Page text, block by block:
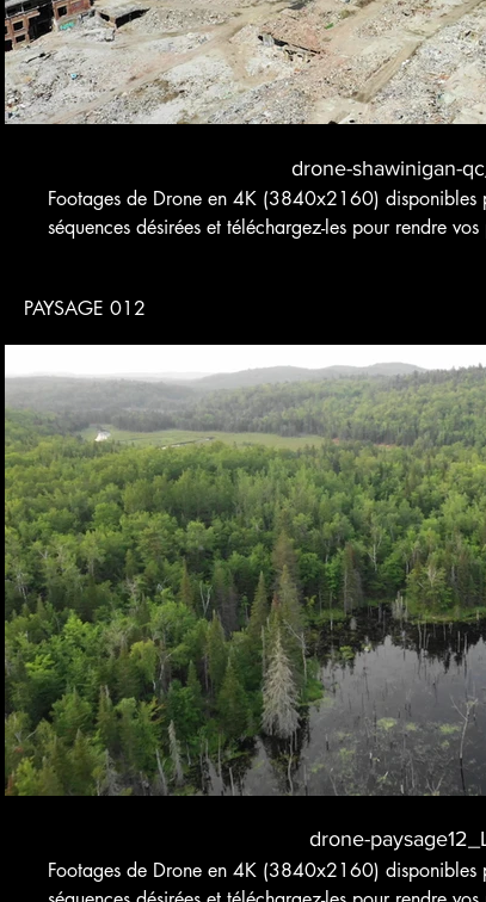
drone-shawinigan-
Footages de Drone en 4K (3840x2160) disponibles
séquences désirées et téléchargez-les pour rendre
PAYSAGE 012
Voir bande-annonce $
drone-
Footages de Drone en 4K (3840x2160) disponibles